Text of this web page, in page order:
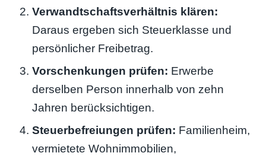
Verwandtschaftsverhältnis klären:
Daraus ergeben sich Steuerklasse und
persönlicher Freibetrag.
Vorschenkungen prüfen: Erwerbe
derselben Person innerhalb von zehn
Jahren berücksichtigen.
Steuerbefreiungen prüfen: Familienheim,
vermietete Wohnimmobilien,